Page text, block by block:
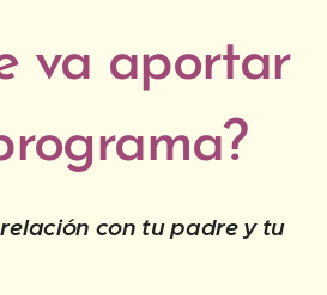
va aportar
con tu padre y tu